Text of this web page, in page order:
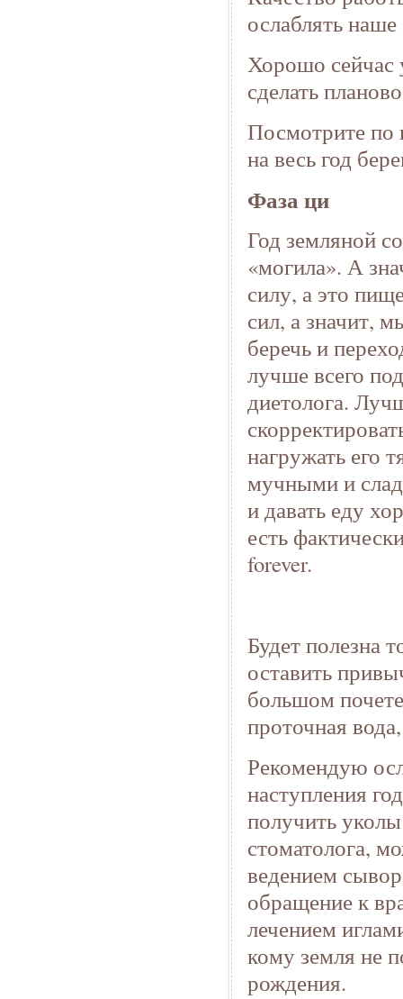
ослаблять
Хорошо сейчас
сделать
Посмотрите по
на весь год
Фаза ци
Год земляной
«могила». А
силу, а это
сил, а значит,
беречь и
лучше всего
диетолога.
нагружать его
мучными и
и давать еду
есть
forever.
Будет полезна
оставить
большом
проточная
Рекомендую
наступления
получить
стоматолога,
ведением
обращение к
лечением
кому земля не
рождения.